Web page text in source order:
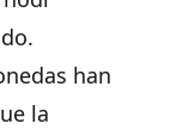
han
la